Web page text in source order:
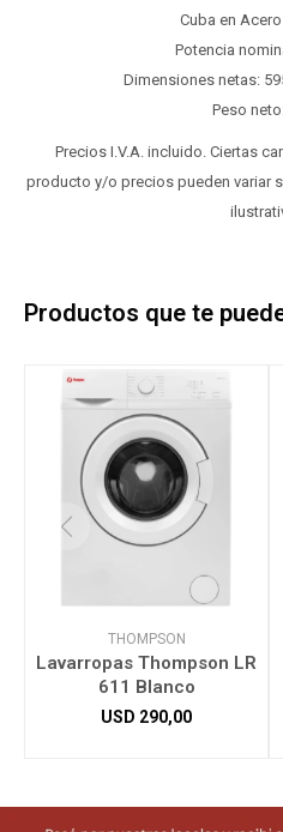
Cuba en
Potencia
Dimensiones netas:
Peso
Precios I.V.A. incluido. Ciertas
producto y/o precios pueden variar
Productos que te
THOMPSON
Lavarropas Thompson LR
611 Blanco
USD 290,00